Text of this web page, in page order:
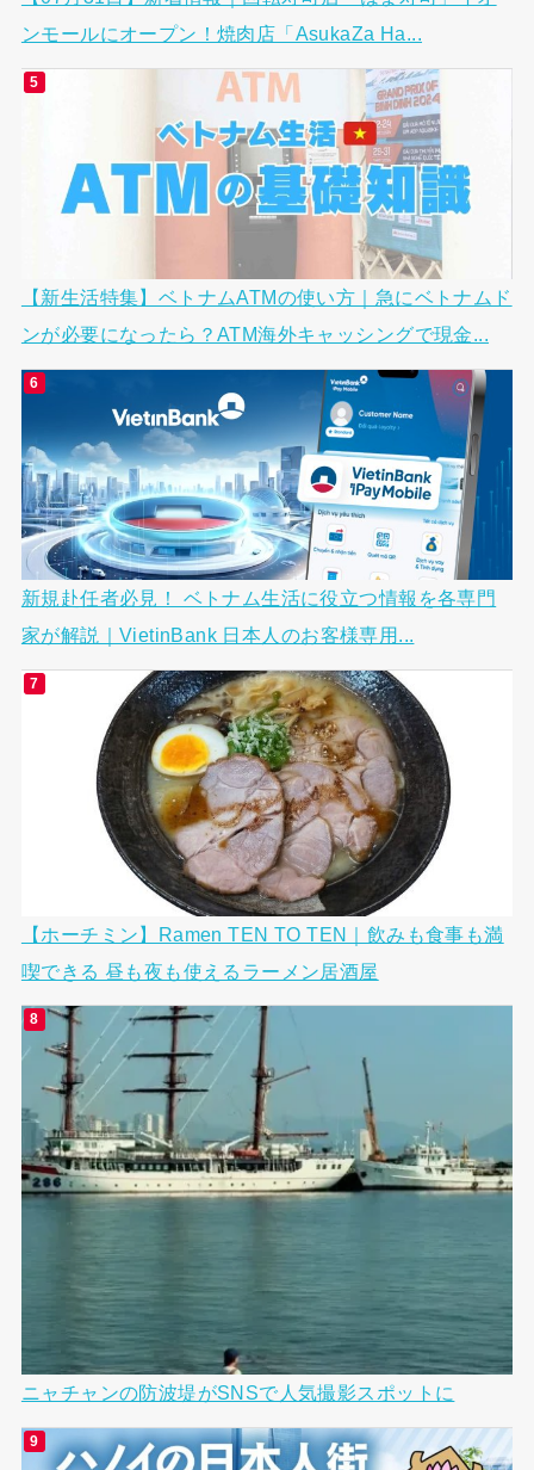
ンモールにオープン！焼肉店「AsukaZa Ha...
【新生活特集】ベトナムATMの使い方｜急にベトナムド
ンが必要になったら？ATM海外キャッシングで現金...
新規赴任者必見！ ベトナム生活に役立つ情報を各専門
家が解説｜VietinBank 日本人のお客様専用...
【ホーチミン】Ramen TEN TO TEN｜飲みも食事も満
喫できる 昼も夜も使えるラーメン居酒屋
ニャチャンの防波堤がSNSで人気撮影スポットに